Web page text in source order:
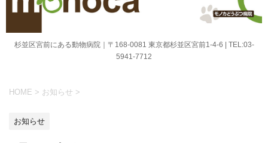
杉並区宮前にある動物病院｜〒168-0081 東京都杉並区宮前1-4-6 | TEL:03-
5941-7712
HOME > お知らせ >
お知らせ